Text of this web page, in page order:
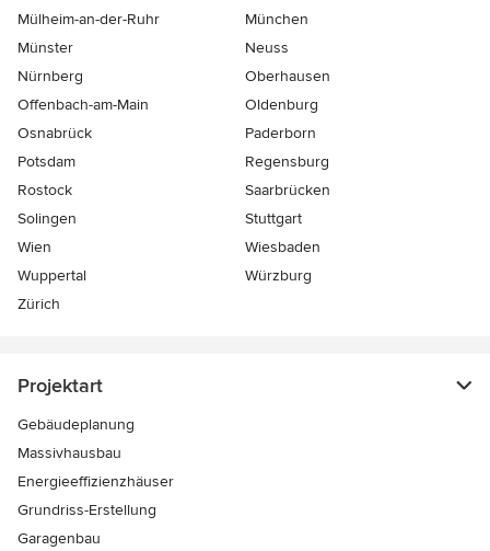
Mülheim-an-der-Ruhr
München
Münster
Neuss
Nürnberg
Oberhausen
Offenbach-am-Main
Oldenburg
Osnabrück
Paderborn
Potsdam
Regensburg
Rostock
Saarbrücken
Solingen
Stuttgart
Wien
Wiesbaden
Wuppertal
Würzburg
Zürich
Projektart
Gebäudeplanung
Massivhausbau
Energieeffizienzhäuser
Grundriss-Erstellung
Garagenbau